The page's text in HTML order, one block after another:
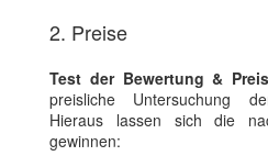
2. Preise
Test der Bewertung &
preisliche Untersuchung
Hieraus lassen sich die
gewinnen: